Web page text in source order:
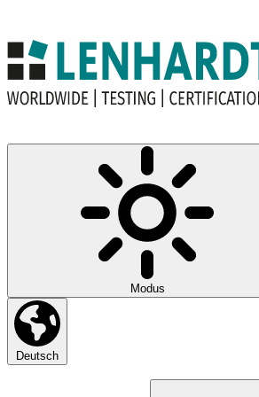
Modus
Deutsch